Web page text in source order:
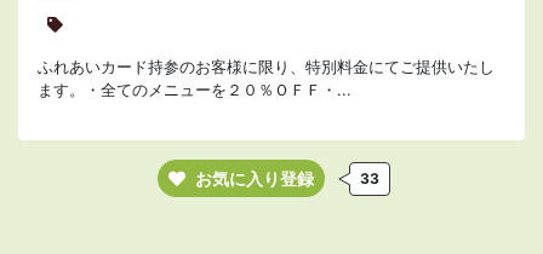
ふれあいカード持参のお客様に限り、特別料金にてご提供いたし
ます。・全てのメニューを２０％ＯＦＦ・...
お気に入り登録 33